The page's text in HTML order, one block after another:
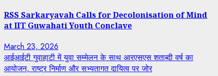
RSS Sarkaryavah Calls for Decolonisation of Mind
at IIT Guwahati Youth Conclave
March 23, 2026
आईआईटी गुवाहाटी में युवा सम्मेलन के साथ आरएसएस शताब्दी वर्ष का
आयोजन, राष्ट्र निर्माण और सभ्यतागत दायित्व पर जोर